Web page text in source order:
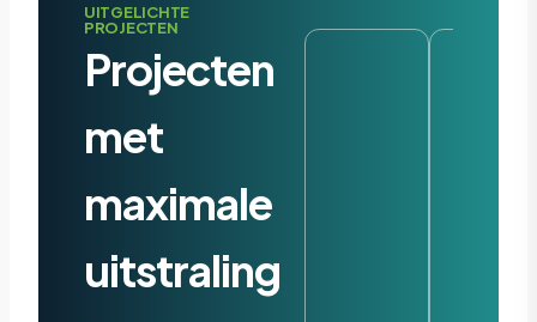
UITGELICHTE
PROJECTEN
Projecten
met
maximale
uitstraling